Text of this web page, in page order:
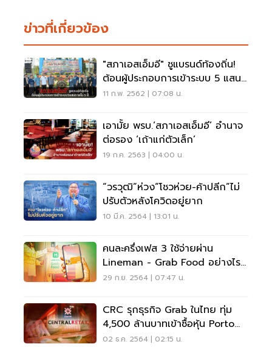
ข่าวที่เกี่ยวข้อง
"สภาเอสเอ็มอี" ชูแบรนด์ท้องถิ่น!
ต้อนผู้ประกอบการเข้าระบบ 5 แสน
ราย ใน 5 ปี
11 ก.พ. 2562 | 07:08 น.
เอามั้ย พรบ.‘สภาเอสเอ็มอี’ อำนาจ
ต่อรอง ‘เถ้าแก่ตัวเล็ก’
19 ก.ค. 2563 | 04:00 น.
“วรวุฒิ”ห่วง“โชวห่วย-ค้าปลีก”ไม่
ปรับตัวหลังโควิดอยู่ยาก
10 มี.ค. 2564 | 13:01 น.
คนละครึ่งเฟส 3 ใช้จ่ายผ่าน
Lineman - Grab Food อย่างไร
เช็คขั้นตอนที่นี่
29 ก.ย. 2564 | 07:47 น.
CRC รุกธุรกิจ Grab ในไทย ทุ่ม
4,500 ล้านบาทเข้าซื้อหุ้น Porto
WW
02 ธ.ค. 2564 | 02:15 น.